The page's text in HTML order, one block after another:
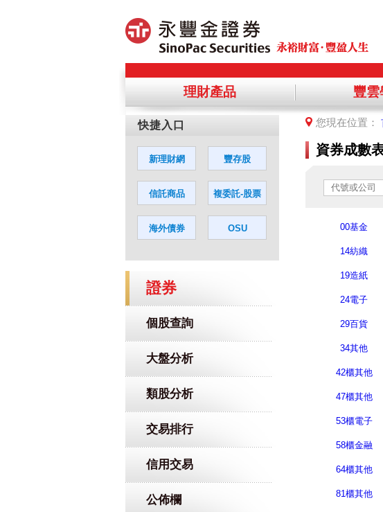
理財產品 豐雲
證券
個股查詢
大盤分析
類股分析
交易排行
信用交易
公佈欄
您現在位置：
資券成數
00基金
14紡織
19造紙
24電子
29百貨
34其他
42櫃其他
47櫃其他
53櫃電子
58櫃金融
64櫃其他
81櫃其他
您若同意繼續進入該網